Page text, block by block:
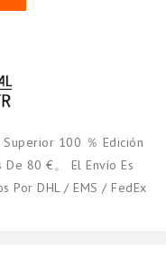
100 ％ Edición
De 80 €。 El Envío Es
Por DHL / EMS / FedEx